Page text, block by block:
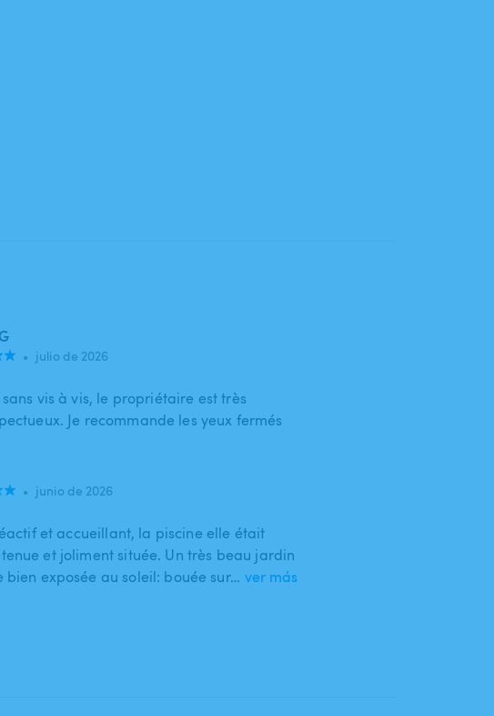
• julio de 2026
vis à vis, le propriétaire est très
Je recommande les yeux fermés
• junio de 2026
et accueillant, la piscine elle était
et joliment située. Un très beau jardin
bien exposée au soleil: bouée sur… ver más